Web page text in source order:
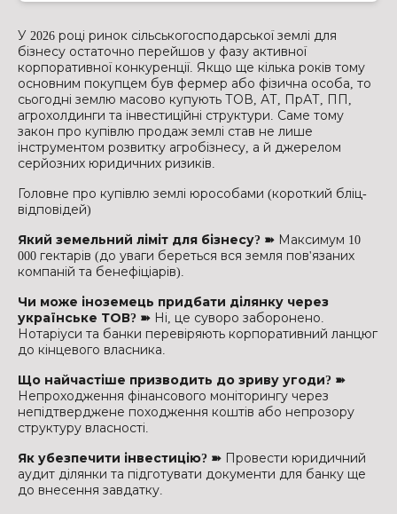
У 2026 році ринок сільськогосподарської землі для
бізнесу остаточно перейшов у фазу активної
корпоративної конкуренції. Якщо ще кілька років тому
основним покупцем був фермер або фізична особа, то
сьогодні землю масово купують ТОВ, АТ, ПрАТ, ПП,
агрохолдинги та інвестиційні структури. Саме тому
закон про купівлю продаж землі став не лише
інструментом розвитку агробізнесу, а й джерелом
серйозних юридичних ризиків.
Головне про купівлю землі юрособами (короткий бліц-
відповідей)
Який земельний ліміт для бізнесу? ➽ Максимум 10
000 гектарів (до уваги береться вся земля пов'язаних
компаній та бенефіціарів).
Чи може іноземець придбати ділянку через
українське ТОВ? ➽ Ні, це суворо заборонено.
Нотаріуси та банки перевіряють корпоративний ланцюг
до кінцевого власника.
Що найчастіше призводить до зриву угоди? ➽
Непроходження фінансового моніторингу через
непідтверджене походження коштів або непрозору
структуру власності.
Як убезпечити інвестицію? ➽ Провести юридичний
аудит ділянки та підготувати документи для банку ще
до внесення завдатку.